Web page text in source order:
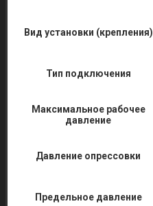
Вид установки (крепления)
Тип подключения
Максимальное рабочее
давление
Давление опрессовки
Предельное давление